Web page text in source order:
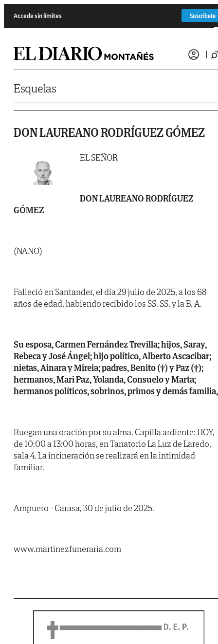
Accede sin límites Suscríbete
Esquelas
DON LAUREANO RODRÍGUEZ GÓMEZ
EL SEÑOR
DON LAUREANO RODRÍGUEZ
GÓMEZ
(NANO)
Falleció en Santander, el día 29 julio de 2025, a los 68
años de edad, habiendo recibido los SS. SS. y la B. A.
Su esposa, Carmen Fernández Trevilla; hijos, Saray,
Rebeca y José Ángel; hijo político, Alberto Ascacibar;
nietas, Ainara y Mireia; padres, Benito (†) y Paz (†);
hermanos, Mari Paz, Yolanda, Consuelo y Marta;
hermanos políticos, sobrinos, primos y demás familia,
Ruegan una oración por su alma. Capilla ardiente: HOY,
de 10:00 a 13:00 horas, en Tanatorio La Luz de Laredo,
sala 4. La incineración se realizará en la intimidad
familiar.
Ampuero - Carasa, 30 de julio de 2025.
www.martinezfuneraria.com